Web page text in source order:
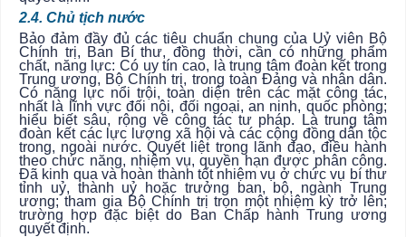
2.4. Chủ tịch nước
Bảo đảm đầy đủ các tiêu chuẩn chung của Uỷ viên Bộ
Chính trị, Ban Bí thư, đồng thời, cần có những phẩm
chất, năng lực: Có uy tín cao, là trung tâm đoàn kết trong
Trung ương, Bộ Chính trị, trong toàn Đảng và nhân dân.
Có năng lực nổi trội, toàn diện trên các mặt công tác,
nhất là lĩnh vực đối nội, đối ngoại, an ninh, quốc phòng;
hiểu biết sâu, rộng về công tác tư pháp. Là trung tâm
đoàn kết các lực lượng xã hội và các cộng đồng dân tộc
trong, ngoài nước. Quyết liệt trong lãnh đạo, điều hành
theo chức năng, nhiệm vụ, quyền hạn được phân công.
Đã kinh qua và hoàn thành tốt nhiệm vụ ở chức vụ bí thư
tỉnh uỷ, thành uỷ hoặc trưởng ban, bộ, ngành Trung
ương; tham gia Bộ Chính trị trọn một nhiệm kỳ trở lên;
trường hợp đặc biệt do Ban Chấp hành Trung ương
quyết định.